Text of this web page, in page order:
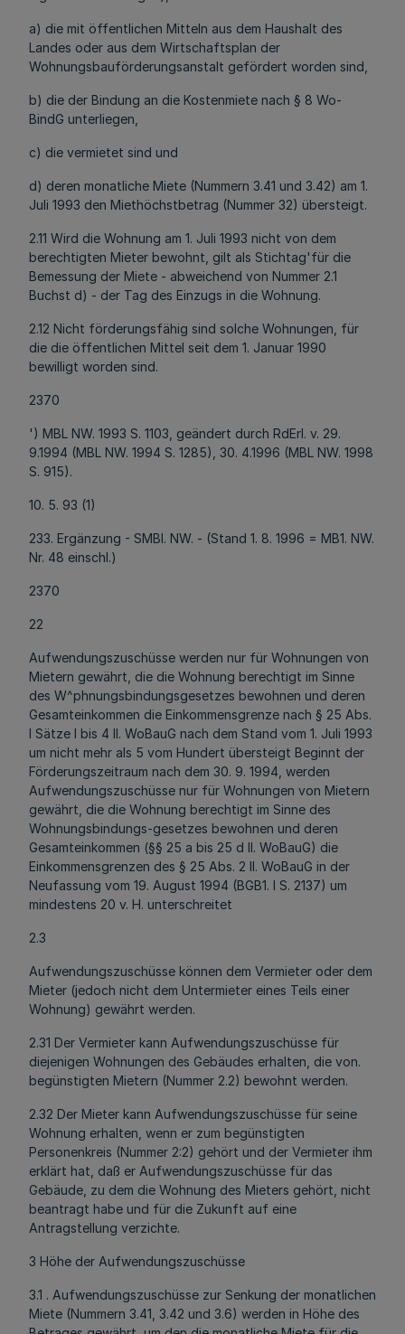
a) die mit öffentlichen Mitteln aus dem Haushalt des
Landes oder aus dem Wirtschaftsplan der
Wohnungsbauförderungsanstalt gefördert worden sind,
b) die der Bindung an die Kostenmiete nach § 8 Wo-
BindG unterliegen,
c) die vermietet sind und
d) deren monatliche Miete (Nummern 3.41 und 3.42) am 1.
Juli 1993 den Miethöchstbetrag (Nummer 32) übersteigt.
2.11 Wird die Wohnung am 1. Juli 1993 nicht von dem
berechtigten Mieter bewohnt, gilt als Stichtag'für die
Bemessung der Miete - abweichend von Nummer 2.1
Buchst d) - der Tag des Einzugs in die Wohnung.
2.12 Nicht förderungsfähig sind solche Wohnungen, für
die die öffentlichen Mittel seit dem 1. Januar 1990
bewilligt worden sind.
2370
') MBL NW. 1993 S. 1103, geändert durch RdErl. v. 29.
9.1994 (MBL NW. 1994 S. 1285), 30. 4.1996 (MBL NW. 1998
S. 915).
10. 5. 93 (1)
233. Ergänzung - SMBl. NW. - (Stand 1. 8. 1996 = MB1. NW.
Nr. 48 einschl.)
2370
22
Aufwendungszuschüsse werden nur für Wohnungen von
Mietern gewährt, die die Wohnung berechtigt im Sinne
des W^phnungsbindungsgesetzes bewohnen und deren
Gesamteinkommen die Einkommensgrenze nach § 25 Abs.
l Sätze l bis 4 II. WoBauG nach dem Stand vom 1. Juli 1993
um nicht mehr als 5 vom Hundert übersteigt Beginnt der
Förderungszeitraum nach dem 30. 9. 1994, werden
Aufwendungszuschüsse nur für Wohnungen von Mietern
gewährt, die die Wohnung berechtigt im Sinne des
Wohnungsbindungs-gesetzes bewohnen und deren
Gesamteinkommen (§§ 25 a bis 25 d II. WoBauG) die
Einkommensgrenzen des § 25 Abs. 2 II. WoBauG in der
Neufassung vom 19. August 1994 (BGB1. I S. 2137) um
mindestens 20 v. H. unterschreitet
2.3
Aufwendungszuschüsse können dem Vermieter oder dem
Mieter (jedoch nicht dem Untermieter eines Teils einer
Wohnung) gewährt werden.
2.31 Der Vermieter kann Aufwendungszuschüsse für
diejenigen Wohnungen des Gebäudes erhalten, die von.
begünstigten Mietern (Nummer 2.2) bewohnt werden.
2.32 Der Mieter kann Aufwendungszuschüsse für seine
Wohnung erhalten, wenn er zum begünstigten
Personenkreis (Nummer 2:2) gehört und der Vermieter ihm
erklärt hat, daß er Aufwendungszuschüsse für das
Gebäude, zu dem die Wohnung des Mieters gehört, nicht
beantragt habe und für die Zukunft auf eine
Antragstellung verzichte.
3 Höhe der Aufwendungszuschüsse
3.1 . Aufwendungszuschüsse zur Senkung der monatlichen
Miete (Nummern 3.41, 3.42 und 3.6) werden in Höhe des